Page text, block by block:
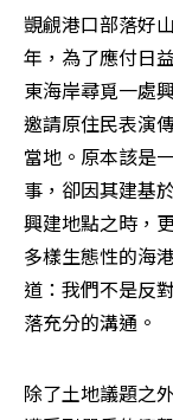
覬覦港口部落好
年，為了應付日
東海岸尋覓一處
邀請原住民表演
當地。原本該是
事，卻因其建基
興建地點之時，
多樣生態性的海
道：我們不是反
落充分的溝通。
除了土地議題之